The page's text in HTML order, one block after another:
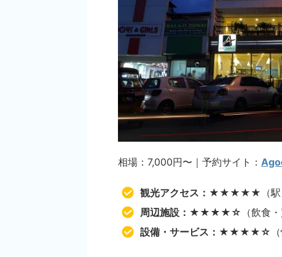
相場：7,000円〜｜予約サイト：
観光アクセス：★★★★★ （
周辺施設：★★★★☆ （飲食
設備・サービス：★★★★☆